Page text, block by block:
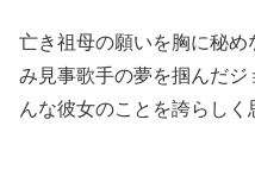
亡き祖母の願いを胸に秘
み見事歌手の夢を掴んだ
んな彼女のことを誇らしく